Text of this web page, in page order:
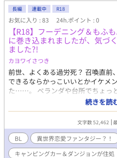
のお花屋さんのスコットさんは今
のんびり暮らしていますが、スコ
ようです……？オメガバース設定
てBL作品となりますので、
ト」で執り行っております。ご了
⇒https://twitter.com/
のに秋キャンプとか言う良く分か
め、確認できない事が多々あると
うに頑張りたいと思います……。
長編 連載中 R18
お気に入り : 83 24h.ポイント : 0
【R18】フーデニング＆もふ
に巻き込まれましたが、気づ
ました?!
カヨワイさつき
前世、よくある過労死？ 召喚直前
できるならかっこいいとかイケメ
た……。 ベランダや台所でちょっ
もふ大好きだけど ずっと飼えなか
が大当たりしたので、キャンピン
づくと知らない場所に……。そし
ーので、知らないうちにダンジョ
どき、大阪弁もどきの表現ありま
みません。
続きを読
文字数 52,462
BL 異世界恋愛ファンタジー？！
キャンピングカー＆ダンジョンが住処